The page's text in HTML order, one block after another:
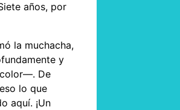
años, por
la muchacha,
y
De
lo que
aquí. ¡Un